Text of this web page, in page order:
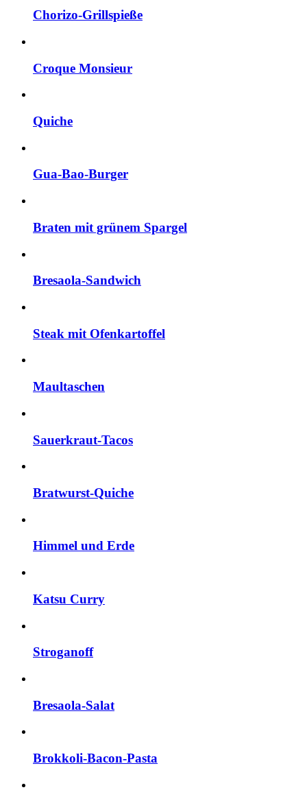
Chorizo-Grillspieße
Croque Monsieur
Quiche
Gua-Bao-Burger
Braten mit grünem Spargel
Bresaola-Sandwich
Steak mit Ofenkartoffel
Maultaschen
Sauerkraut-Tacos
Bratwurst-Quiche
Himmel und Erde
Katsu Curry
Stroganoff
Bresaola-Salat
Brokkoli-Bacon-Pasta